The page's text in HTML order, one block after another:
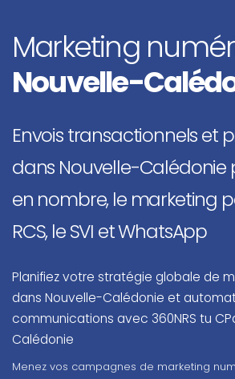
Marketing
Nouvelle-
Envois transactionnels et
dans Nouvelle-Calédonie
en nombre, le marketing
RCS, le SVI et WhatsApp
Planifiez votre stratégie globale de
dans Nouvelle-Calédonie et
communications avec 360NRS tu
Calédonie
Menez vos campagnes de marketing